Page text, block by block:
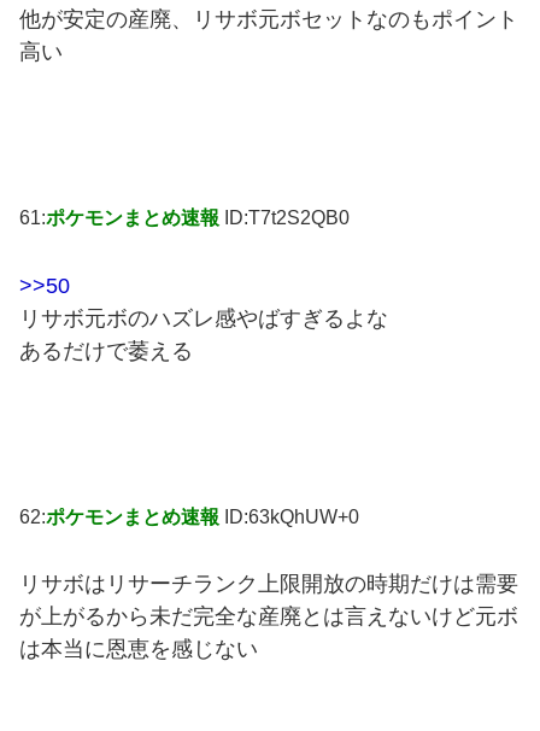
他が安定の産廃、リサボ元ボセットなのもポイント
高い
61:ポケモンまとめ速報 ID:T7t2S2QB0
>>50
リサボ元ボのハズレ感やばすぎるよな
あるだけで萎える
62:ポケモンまとめ速報 ID:63kQhUW+0
リサボはリサーチランク上限開放の時期だけは需要
が上がるから未だ完全な産廃とは言えないけど元ボ
は本当に恩恵を感じない